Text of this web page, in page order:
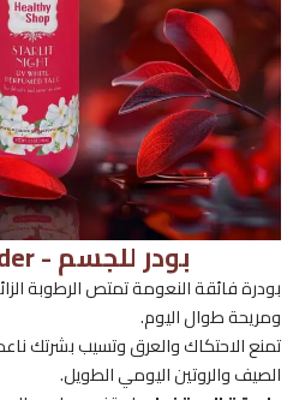
بودر للجسم - Body Powder
بودرة فائقة النعومة تمتص الرطوبة
ومريحة طوال اليوم.
تمنع الاحتكاك والعرق وتسيب بشرتك
الصيف والروتين اليومي الطويل.